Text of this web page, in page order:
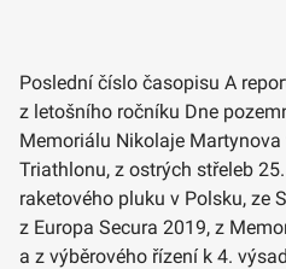
Poslední číslo časopisu A
z letošního ročníku Dne
Memoriálu Nikolaje
Triathlonu, z ostrých střeleb
raketového pluku v Polsku, ze
z Europa Secura 2019, z
a z výběrového řízení k 4.